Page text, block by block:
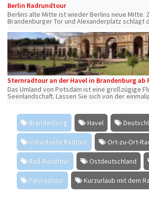
Berlin Radrundtour
Berlins alte Mitte ist wieder Berlins neue Mitte.
Brandenburger Tor und Alexanderplatz schlägt
Sternradtour an der Havel in Brandenburg ab
Das Umland von Potsdam ist eine großzügige
Seenlandschaft. Lassen Sie sich von der
Brandenburg Havel
individuelle Radtour Ort-zu-Ort-
Rad-Rundtour Ostdeutschland
Fahrradtour Kurzurlaub mit dem